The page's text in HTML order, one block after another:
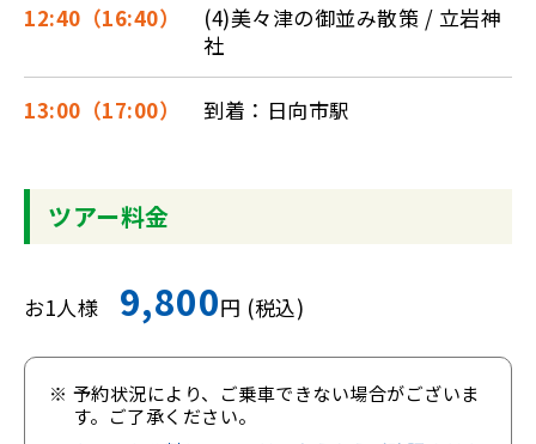
12:40（16:40）
(4)美々津の御並み散策 / 立岩神
社
13:00（17:00） 到着：日向市駅
ツアー料金
お1人様 9,800円 (税込)
予約状況により、ご乗車できない場合がございま
す。ご了承ください。